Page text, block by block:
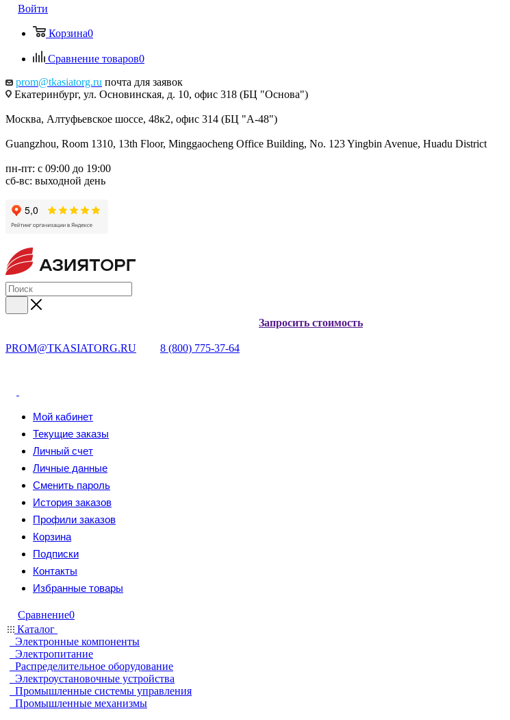
Войти
Корзина0
Сравнение товаров0
prom@tkasiatorg.ru почта для заявок
Екатеринбург, ул. Основинская, д. 10, офис 318 (БЦ "Основа")
Москва, Алтуфьевское шоссе, 48к2, офис 314 (БЦ "А-48")
Guangzhou, Room 1310, 13th Floor, Minggaocheng Office Building, No. 123 Yingbin Avenue, Huadu District
пн-пт: с 09:00 до 19:00
сб-вс: выходной день
PROM@TKASIATORG.RU 8 (800) 775-37-64
Запросить стоимость
Мой кабинет
Текущие заказы
Личный счет
Личные данные
Сменить пароль
История заказов
Профили заказов
Корзина
Подписки
Контакты
Избранные товары
Сравнение0
Каталог
Электронные компоненты
Электропитание
Распределительное оборудование
Электроустановочные устройства
Промышленные системы управления
Промышленные механизмы